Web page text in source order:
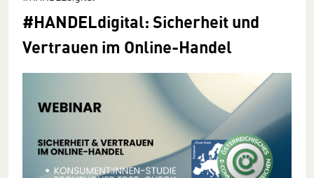
#HANDELdigital: Sicherheit und
Vertrauen im Online-Handel